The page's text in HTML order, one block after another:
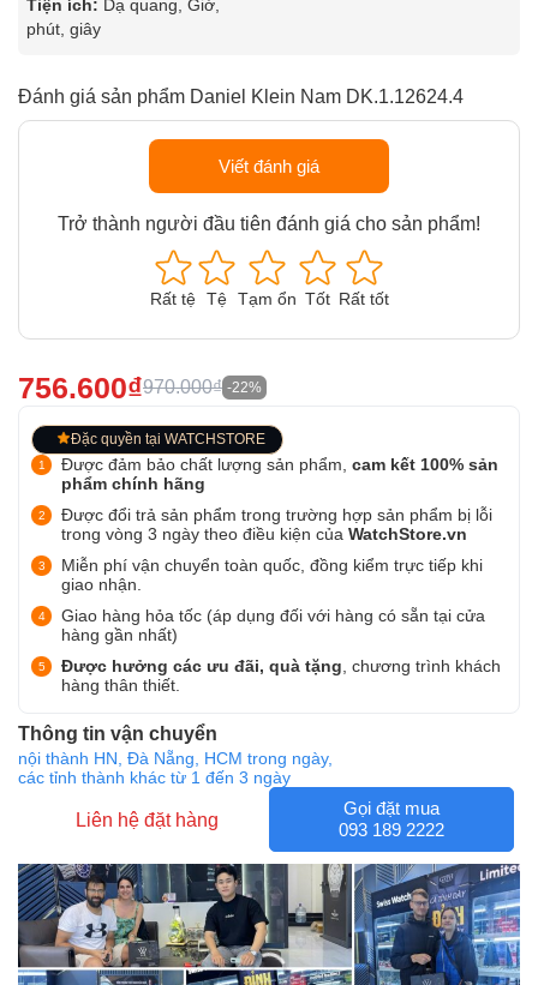
Tiện ích: Dạ quang, Giờ,
phút, giây
Đánh giá sản phẩm Daniel Klein Nam DK.1.12624.4
Viết đánh giá
Trở thành người đầu tiên đánh giá cho sản phẩm!
Rất tệ Tệ Tạm ổn Tốt Rất tốt
756.600₫970.000₫ -22%
Đặc quyền tại WATCHSTORE
Được đảm bảo chất lượng sản phẩm, cam kết 100% sản
phẩm chính hãng
Được đổi trả sản phẩm trong trường hợp sản phẩm bị lỗi
trong vòng 3 ngày theo điều kiện của WatchStore.vn
Miễn phí vận chuyển toàn quốc, đồng kiểm trực tiếp khi
giao nhận.
Giao hàng hỏa tốc (áp dụng đối với hàng có sẵn tại cửa
hàng gần nhất)
Được hưởng các ưu đãi, quà tặng , chương trình khách
hàng thân thiết.
Thông tin vận chuyển
nội thành HN, Đà Nẵng, HCM trong ngày,
các tỉnh thành khác từ 1 đến 3 ngày
Liên hệ đặt hàng
Gọi đặt mua
093 189 2222